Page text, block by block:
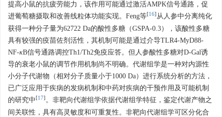
提高小鼠的抗疲劳能力，该作用可能通过激活AMPK信号通路，促
进葡萄糖摄取和改善线粒体功能实现。Feng等[16] 从人参中分离纯化
获得一种分子量为62722 Da的酸性多糖（GSPA-0.3），该酸性多糖
具有较强的疫苗佐剂活性，其机制可能是通过介导TLR4-MyD88-
NF-κB信号通路调控Th1/Th2免疫应答。但人参酸性多糖对D-Gal诱
导的衰老小鼠的调节作用机制尚不明确。代谢组学是一种对内源性
小分子代谢物（相对分子质量小于1000 Da）进行系统分析的方法，
已广泛应用于疾病的发病机制和中药对疾病的干预作用及可能机制
的研究中 [17] 。非靶向代谢组学依据代谢组学特征，鉴定代谢产物之
间关联性，具有高灵敏度和可重复性。非靶向代谢组学可区分化合